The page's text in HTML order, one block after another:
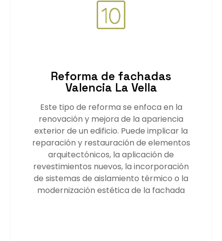
Reforma de fachadas
Valencia La Vella
Este tipo de reforma se enfoca en la
renovación y mejora de la apariencia
exterior de un edificio. Puede implicar la
reparación y restauración de elementos
arquitectónicos, la aplicación de
revestimientos nuevos, la incorporación
de sistemas de aislamiento térmico o la
modernización estética de la fachada